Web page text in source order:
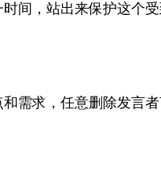
间，站出来保护这个
需求，任意删除发言